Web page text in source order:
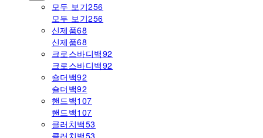
모두 보기256
모두 보기256
신제품68
신제품68
크로스바디백92
크로스바디백92
숄더백92
숄더백92
핸드백107
핸드백107
클러치백53
클러치백53